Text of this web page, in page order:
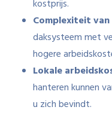
kostprijs.
Complexiteit
daksysteem met
hogere
Lokale
hanteren kunnen
u zich bevindt.